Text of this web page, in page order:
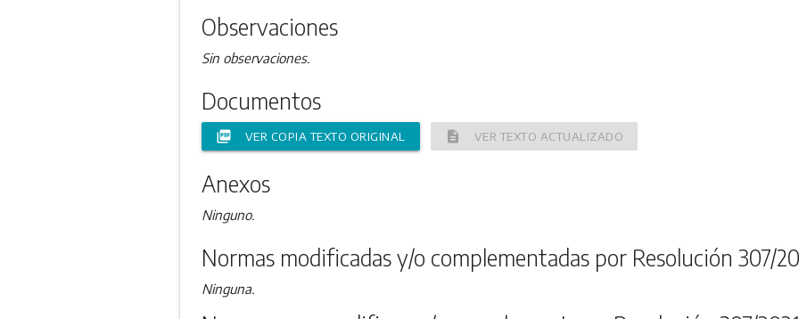
Observaciones
Sin observaciones.
Documentos
picture_as_pdf VER COPIA TEXTO ORIGINAL description VER TEXTO ACTUALIZADO
Anexos
Ninguno.
Normas modificadas y/o complementadas por Resolución 307/
Ninguna.